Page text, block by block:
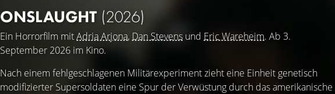
ONSLAUGHT (2026)
Ein Horrorfilm mitAdria Arjona, Dan Stevens und Eric Wareheim. Ab 3.
September 2026 im Kino.
Nach einem fehlgeschlagenen Militärexperiment zieht eine Einheit genetisch
modifizierter Supersoldaten eine Spur der Verwüstung durch das amerikanische